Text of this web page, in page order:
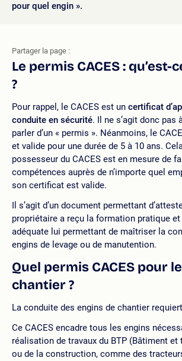
pour quel engin ».
Le permis CACES : qu’est-
?
Pour rappel, le CACES est un certificat
conduite en sécurité. Il ne s’agit donc pas
parler d’un « permis ». Néanmoins, le
et valide pour une durée de 5 à 10 ans.
possesseur du CACES est en mesure de
compétences auprès de n’importe quel
son certificat est valide.
Il s’agit d’un document permettant
propriétaire a reçu la formation pratique
adéquate lui permettant de maîtriser la
engins de levage ou de manutention.
Quel permis CACES pour
chantier ?
La conduite des engins de chantier
Ce CACES encadre tous les engins
réalisation de travaux du BTP (Bâtiment et
ou de la construction, comme des
Partager la page :